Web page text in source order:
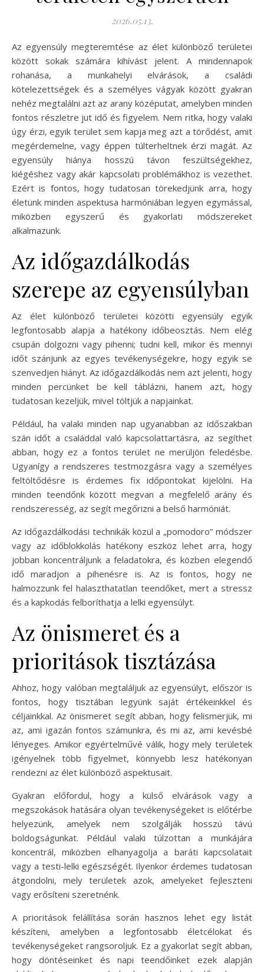
2026.05.13.
Az egyensúly megteremtése az élet különböző területei
között sokak számára kihívást jelent. A mindennapok
rohanása, a munkahelyi elvárások, a családi
kötelezettségek és a személyes vágyak között gyakran
nehéz megtalálni azt az arany középutat, amelyben minden
fontos részletre jut idő és figyelem. Nem ritka, hogy valaki
úgy érzi, egyik terület sem kapja meg azt a törődést, amit
megérdemelne, vagy éppen túlterheltnek érzi magát. Az
egyensúly hiánya hosszú távon feszültségekhez,
kiégéshez vagy akár kapcsolati problémákhoz is vezethet.
Ezért is fontos, hogy tudatosan törekedjünk arra, hogy
életünk minden aspektusa harmóniában legyen egymással,
miközben egyszerű és gyakorlati módszereket
alkalmazunk.
Az időgazdálkodás
szerepe az egyensúlyban
Az élet különböző területei közötti egyensúly egyik
legfontosabb alapja a hatékony időbeosztás. Nem elég
csupán dolgozni vagy pihenni; tudni kell, mikor és mennyi
időt szánjunk az egyes tevékenységekre, hogy egyik se
szenvedjen hiányt. Az időgazdálkodás nem azt jelenti, hogy
minden percünket be kell táblázni, hanem azt, hogy
tudatosan kezeljük, mivel töltjük a napjainkat.
Például, ha valaki minden nap ugyanabban az időszakban
szán időt a családdal való kapcsolattartásra, az segíthet
abban, hogy ez a fontos terület ne merüljön feledésbe.
Ugyanígy a rendszeres testmozgásra vagy a személyes
feltöltődésre is érdemes fix időpontokat kijelölni. Ha
minden teendőnk között megvan a megfelelő arány és
rendszeresség, az segít megőrizni a belső harmóniát.
Az időgazdálkodási technikák közül a „pomodoro” módszer
vagy az időblokkolás hatékony eszköz lehet arra, hogy
jobban koncentráljunk a feladatokra, és közben elegendő
idő maradjon a pihenésre is. Az is fontos, hogy ne
halmozzunk fel halaszthatatlan teendőket, mert a stressz
és a kapkodás felboríthatja a lelki egyensúlyt.
Az önismeret és a
prioritások tisztázása
Ahhoz, hogy valóban megtaláljuk az egyensúlyt, először is
fontos, hogy tisztában legyünk saját értékeinkkel és
céljainkkal. Az önismeret segít abban, hogy felismerjük, mi
az, ami igazán fontos számunkra, és mi az, ami kevésbé
lényeges. Amikor egyértelművé válik, hogy mely területek
igényelnek több figyelmet, könnyebb lesz hatékonyan
rendezni az élet különböző aspektusait.
Gyakran előfordul, hogy a külső elvárások vagy a
megszokások hatására olyan tevékenységeket is előtérbe
helyezünk, amelyek nem szolgálják hosszú távú
boldogságunkat. Például valaki túlzottan a munkájára
koncentrál, miközben elhanyagolja a baráti kapcsolatait
vagy a testi-lelki egészségét. Ilyenkor érdemes tudatosan
átgondolni, mely területek azok, amelyeket fejleszteni
vagy erősíteni szeretnénk.
A prioritások felállítása során hasznos lehet egy listát
készíteni, amelyben a legfontosabb életcélokat és
tevékenységeket rangsoroljuk. Ez a gyakorlat segít abban,
hogy döntéseinket és napi teendőinket ezek alapján